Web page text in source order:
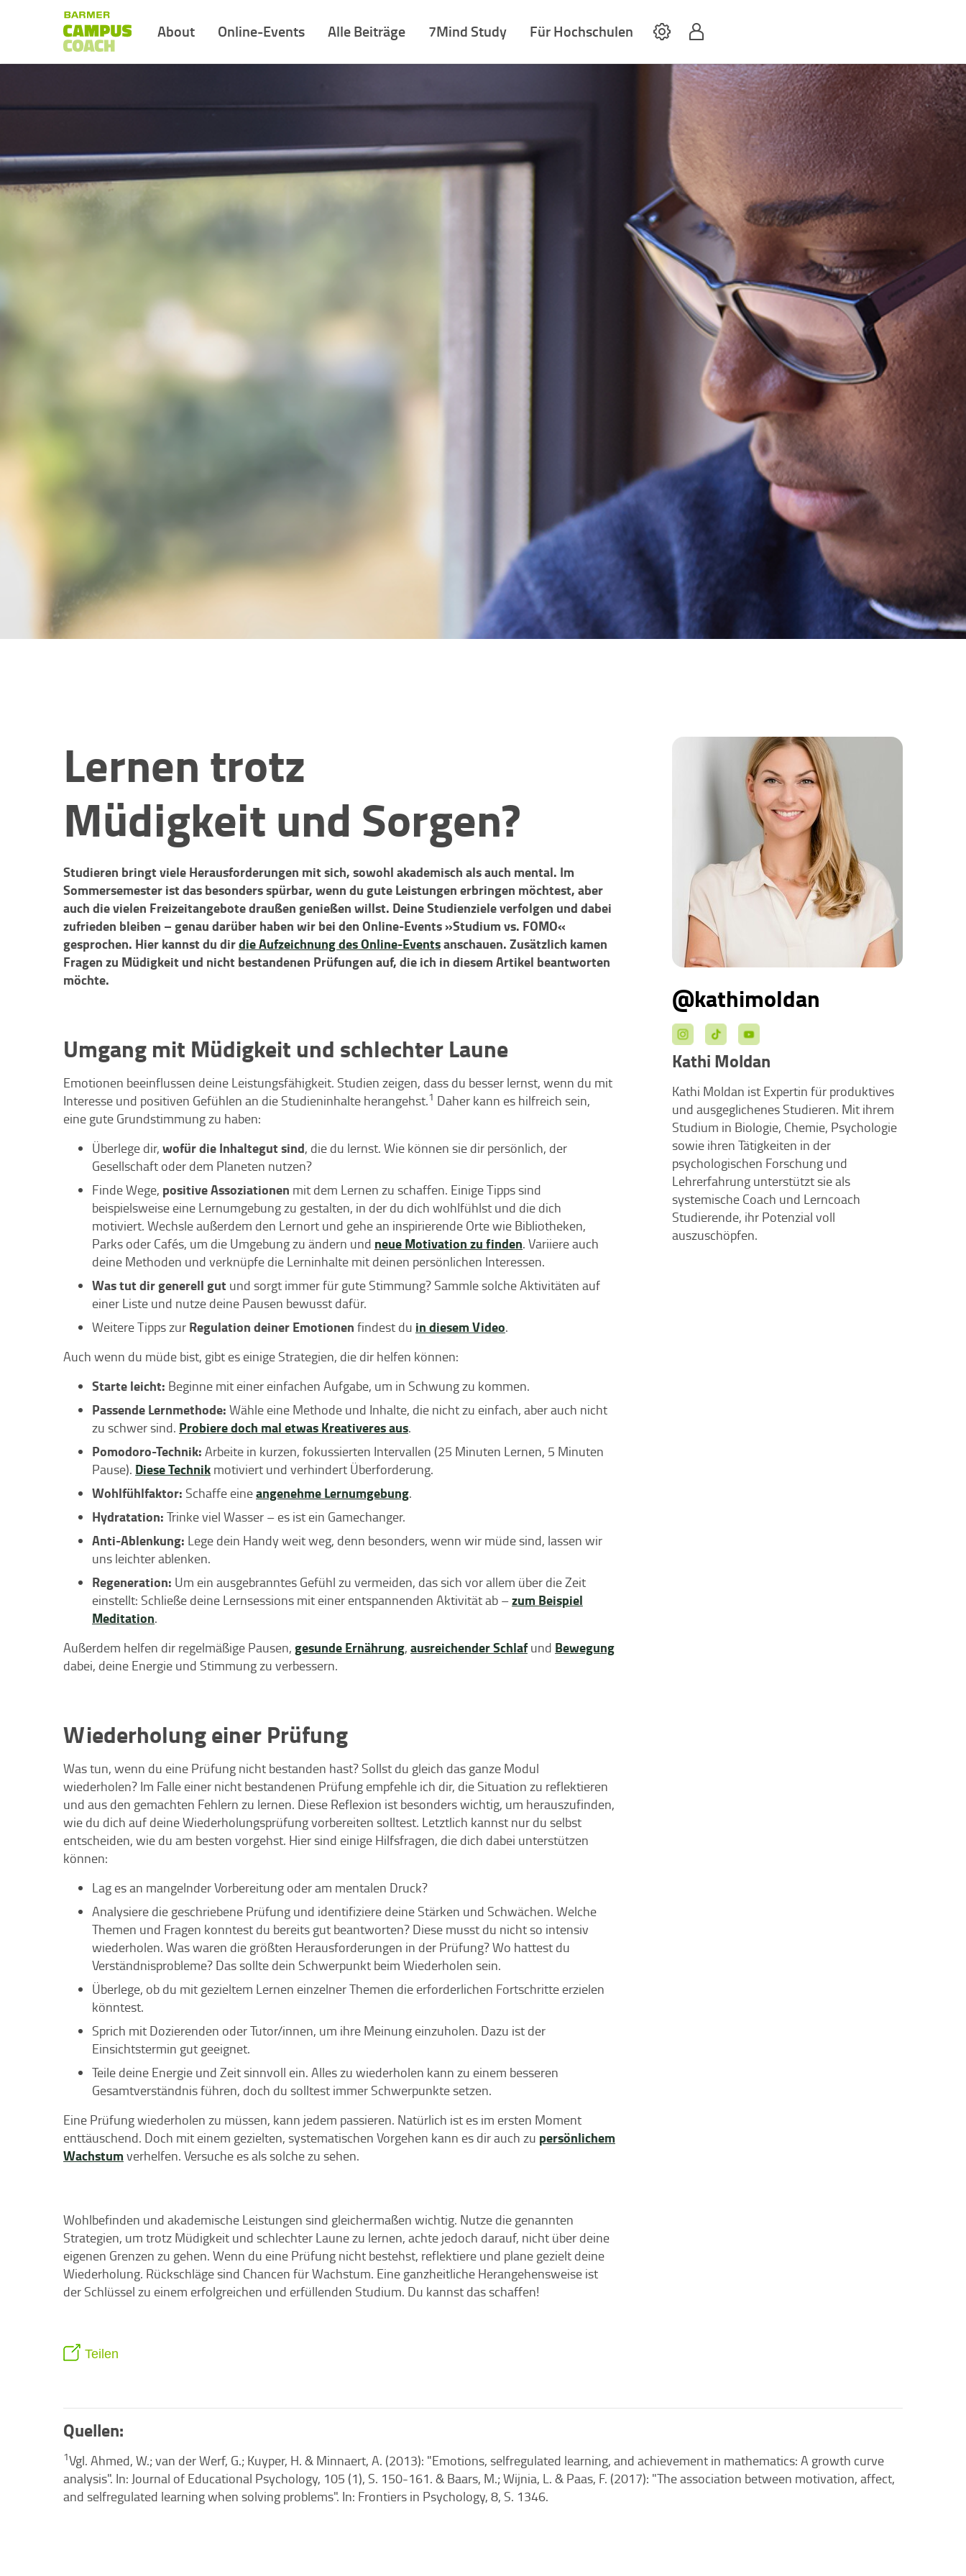
About Online-Events Alle Beiträge 7Mind Study Für Hochschulen SettingsProfil
Lernen trotz
Müdigkeit und Sorgen?
Studieren bringt viele Herausforderungen mit sich, sowohl akademisch als auch mental. Im
Sommersemester ist das besonders spürbar, wenn du gute Leistungen erbringen möchtest, aber
auch die vielen Freizeitangebote draußen genießen willst. Deine Studienziele verfolgen und dabei
zufrieden bleiben – genau darüber haben wir bei den Online-Events »Studium vs. FOMO«
gesprochen. Hier kannst du dirdie Aufzeichnung des Online-Eventsanschauen. Zusätzlich kamen
Fragen zu Müdigkeit und nicht bestandenen Prüfungen auf, die ich in diesem Artikel beantworten
möchte.
Umgang mit Müdigkeit und schlechter Laune
Emotionen beeinflussen deine Leistungsfähigkeit. Studien zeigen, dass du besser lernst, wenn du mit
Interesse und positiven Gefühlen an die Studieninhalte herangehst.1 Daher kann es hilfreich sein,
eine gute Grundstimmung zu haben:
Überlege dir, wofür die Inhaltegut sind, die du lernst. Wie können sie dir persönlich, der
Gesellschaft oder dem Planeten nutzen?
Finde Wege, positive Assoziationen mit dem Lernen zu schaffen. Einige Tipps sind
beispielsweise eine Lernumgebung zu gestalten, in der du dich wohlfühlst und die dich
motiviert. Wechsle außerdem den Lernort und gehe an inspirierende Orte wie Bibliotheken,
Parks oder Cafés, um die Umgebung zu ändern und neue Motivation zu finden. Variiere auch
deine Methoden und verknüpfe die Lerninhalte mit deinen persönlichen Interessen.
Was tut dir generell gut und sorgt immer für gute Stimmung? Sammle solche Aktivitäten auf
einer Liste und nutze deine Pausen bewusst dafür.
Weitere Tipps zur Regulation deiner Emotionen findest du in diesem Video.
Auch wenn du müde bist, gibt es einige Strategien, die dir helfen können:
Starte leicht: Beginne mit einer einfachen Aufgabe, um in Schwung zu kommen.
Passende Lernmethode: Wähle eine Methode und Inhalte, die nicht zu einfach, aber auch nicht
zu schwer sind. Probiere doch mal etwas Kreativeres aus.
Pomodoro-Technik: Arbeite in kurzen, fokussierten Intervallen (25 Minuten Lernen, 5 Minuten
Pause). Diese Technik motiviert und verhindert Überforderung.
Wohlfühlfaktor: Schaffe eineangenehme Lernumgebung.
Hydratation: Trinke viel Wasser – es ist ein Gamechanger.
Anti-Ablenkung: Lege dein Handy weit weg, denn besonders, wenn wir müde sind, lassen wir
uns leichter ablenken.
Regeneration: Um ein ausgebranntes Gefühl zu vermeiden, das sich vor allem über die Zeit
einstellt: Schließe deine Lernsessions mit einer entspannenden Aktivität ab –zum Beispiel
Meditation.
Außerdem helfen dir regelmäßige Pausen, gesunde Ernährung, ausreichender Schlafund Bewegung
dabei, deine Energie und Stimmung zu verbessern.
Wiederholung einer Prüfung
Was tun, wenn du eine Prüfung nicht bestanden hast? Sollst du gleich das ganze Modul
wiederholen? Im Falle einer nicht bestandenen Prüfung empfehle ich dir, die Situation zu reflektieren
und aus den gemachten Fehlern zu lernen. Diese Reflexion ist besonders wichtig, um herauszufinden,
wie du dich auf deine Wiederholungsprüfung vorbereiten solltest. Letztlich kannst nur du selbst
entscheiden, wie du am besten vorgehst. Hier sind einige Hilfsfragen, die dich dabei unterstützen
können:
Lag es an mangelnder Vorbereitung oder am mentalen Druck?
Analysiere die geschriebene Prüfung und identifiziere deine Stärken und Schwächen. Welche
Themen und Fragen konntest du bereits gut beantworten? Diese musst du nicht so intensiv
wiederholen. Was waren die größten Herausforderungen in der Prüfung? Wo hattest du
Verständnisprobleme? Das sollte dein Schwerpunkt beim Wiederholen sein.
Überlege, ob du mit gezieltem Lernen einzelner Themen die erforderlichen Fortschritte erzielen
könntest.
Sprich mit Dozierenden oder Tutor/innen, um ihre Meinung einzuholen. Dazu ist der
Einsichtstermin gut geeignet.
Teile deine Energie und Zeit sinnvoll ein. Alles zu wiederholen kann zu einem besseren
Gesamtverständnis führen, doch du solltest immer Schwerpunkte setzen.
Eine Prüfung wiederholen zu müssen, kann jedem passieren. Natürlich ist es im ersten Moment
enttäuschend. Doch mit einem gezielten, systematischen Vorgehen kann es dir auch zu persönlichem
Wachstum verhelfen. Versuche es als solche zu sehen.
Wohlbefinden und akademische Leistungen sind gleichermaßen wichtig. Nutze die genannten
Strategien, um trotz Müdigkeit und schlechter Laune zu lernen, achte jedoch darauf, nicht über deine
eigenen Grenzen zu gehen. Wenn du eine Prüfung nicht bestehst, reflektiere und plane gezielt deine
Wiederholung. Rückschläge sind Chancen für Wachstum. Eine ganzheitliche Herangehensweise ist
der Schlüssel zu einem erfolgreichen und erfüllenden Studium. Du kannst das schaffen!
@kathimoldan
Kathi Moldan
Kathi Moldan ist Expertin für produktives
und ausgeglichenes Studieren. Mit ihrem
Studium in Biologie, Chemie, Psychologie
sowie ihren Tätigkeiten in der
psychologischen Forschung und
Lehrerfahrung unterstützt sie als
systemische Coach und Lerncoach
Studierende, ihr Potenzial voll
auszuschöpfen.
Teilen
Quellen:
1Vgl. Ahmed, W.; van der Werf, G.; Kuyper, H. & Minnaert, A. (2013): "Emotions, selfregulated learning, and achievement in mathematics: A growth curve
analysis". In: Journal of Educational Psychology, 105 (1), S. 150-161. & Baars, M.; Wijnia, L. & Paas, F. (2017): "The association between motivation, affect,
and selfregulated learning when solving problems". In: Frontiers in Psychology, 8, S. 1346.